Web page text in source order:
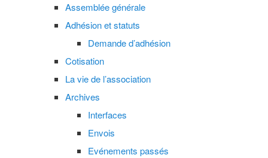
Assemblée générale
Adhésion et statuts
Demande d’adhésion
Cotisation
La vie de l’association
Archives
Interfaces
Envois
Evénements passés